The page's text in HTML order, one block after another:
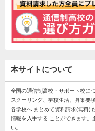
本サイトについて
全国の通信制高校・サポート校に
スクーリング、学校生活、募集要
各学校へ まとめて資料請求(無料)
情報を入手する ことができます。
い。